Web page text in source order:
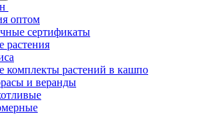
оптом
сертификаты
комплекты растений в кашпо
и веранды